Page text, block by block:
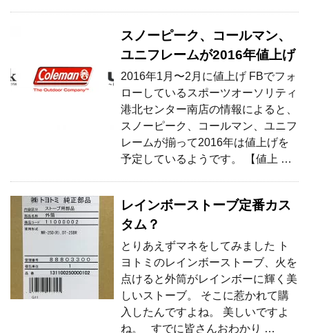
スノーピーク、コールマン、
ユニフレームが2016年値上げ
2016年1月〜2月に値上げ FBでフォ
ローしているスポーツオーソリティ
港北センター南店の情報によると、
スノーピーク、コールマン、ユニフ
レームが揃って2016年は値上げを
予定しているようです。 【値上 …
レインボーストーブ定番カス
タム？
とりあえずマネをしてみました ト
ヨトミのレインボーストーブ、火を
点けると外筒がレインボーに輝く美
しいストーブ。 そこに惹かれて購
入したんですよね。 美しいですよ
ね。 すでに皆さんおわかり …